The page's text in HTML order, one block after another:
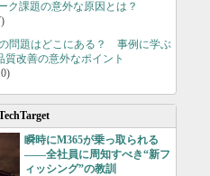
ク課題の意外な原因とは？
問題はどこにある？ 事例に学ぶ
質改善の意外なポイント
瞬時にM365が乗っ取られる
――全社員に周知すべき“新フ
ィッシング”の教訓